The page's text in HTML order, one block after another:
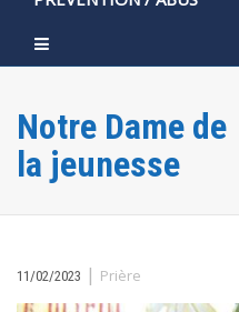
Notre Dame de
la jeunesse
11/02/2023 | Prière